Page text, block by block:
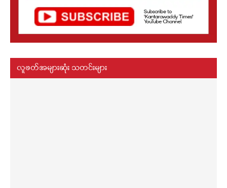
လူဖတ်အများဆုံး သတင်းများ